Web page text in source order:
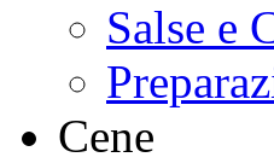
Salse e
Cene